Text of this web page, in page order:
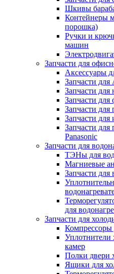
Шкивы
Контейнеры
порошка)
Ручки и
машин
Запчасти для
Аксессуары
Запчасти
Запчасти для
Запчасти
Запчасти для
Запчасти для
Запчасти
Panasonic
Запчасти для
ТЭНы для
Магниевые
Запчасти для
для
Запчасти для
Компрессоры
Уплотнители
камер
Полки двери
Ящики для